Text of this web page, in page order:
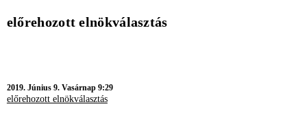
előrehozott elnökválasztás
2019. Június 9. Vasárnap 9:29
előrehozott elnökválasztás